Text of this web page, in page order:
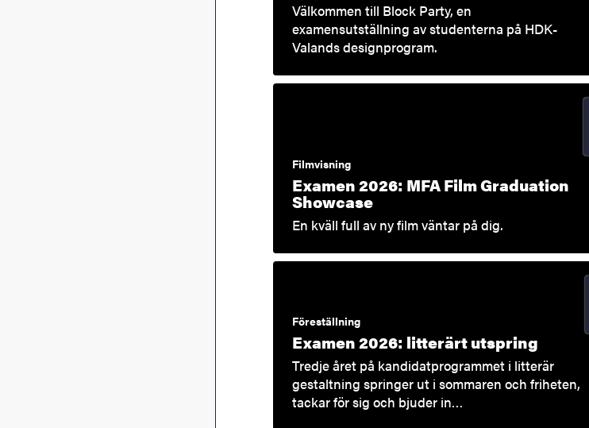
Välkommen till Block Party, en
examensutställning av studenterna på HDK-
Valands designprogram.
Filmvisning
Examen 2026: MFA Film Graduation
Showcase
En kväll full av ny film väntar på dig.
Föreställning
Examen 2026: litterärt utspring
Tredje året på kandidatprogrammet i litterär
gestaltning springer ut i sommaren och friheten,
tackar för sig och bjuder in…